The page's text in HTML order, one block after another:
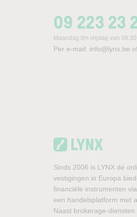
09 223 23
Maandag t/m vrijdag van
Per e-mail: info@lynx.be
Sinds 2006 is LYNX dé
vestigingen in Europa
financiële instrumenten
een handelsplatform met
Naast brokerage-